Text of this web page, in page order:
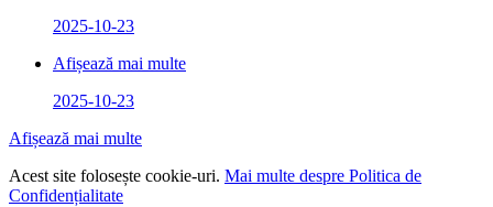
2025-10-23
Afișează mai multe
2025-10-23
Afișează mai multe
Acest site folosește cookie-uri. Mai multe despre Politica de
Confidențialitate